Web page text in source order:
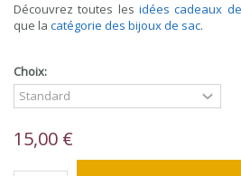
Découvrez toutes les idées cadeaux
que la catégorie des bijoux de sac.
Choix:
15,00 €